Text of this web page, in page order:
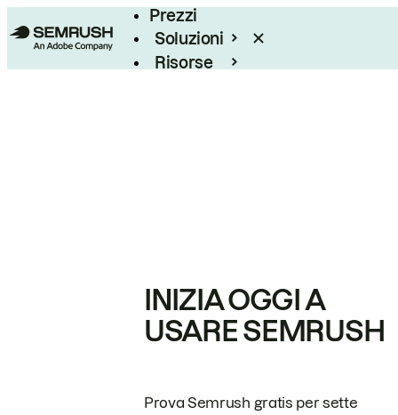
Prezzi
Soluzioni
Risorse
INIZIA OGGI A
USARE SEMRUSH
Prova Semrush gratis per sette